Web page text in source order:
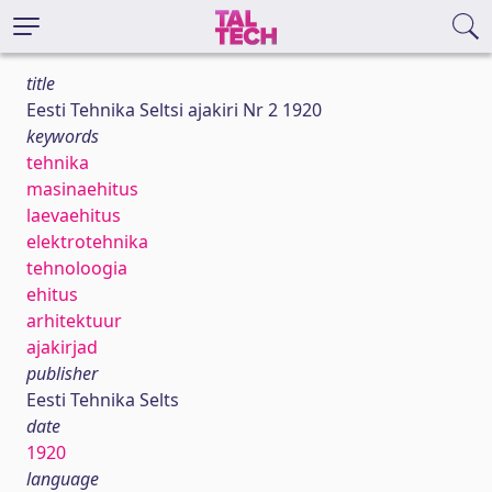
title
Eesti Tehnika Seltsi ajakiri Nr 2 1920
keywords
tehnika
masinaehitus
laevaehitus
elektrotehnika
tehnoloogia
ehitus
arhitektuur
ajakirjad
publisher
Eesti Tehnika Selts
date
1920
language